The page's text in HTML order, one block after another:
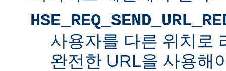
사용자를 다른 위치로
완전한 URL을 사용해